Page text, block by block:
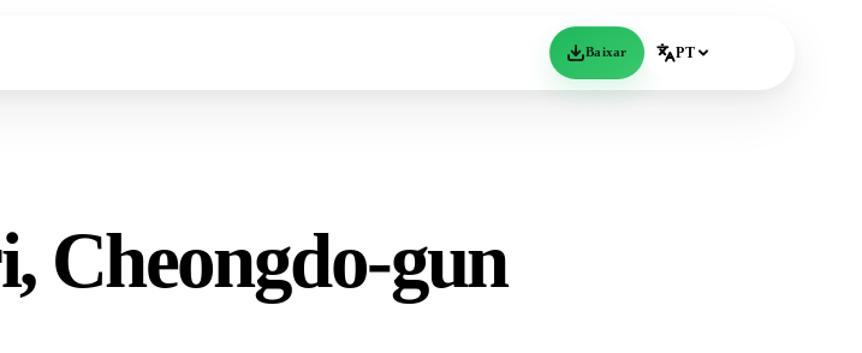
Baixar PT
Cheongdo-gun